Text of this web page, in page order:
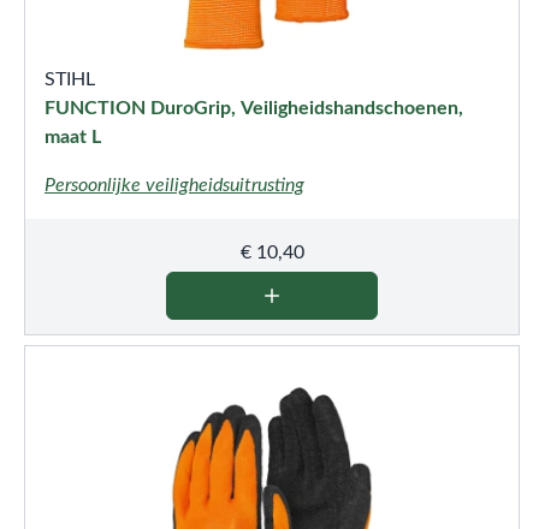
STIHL
FUNCTION DuroGrip, Veiligheidshandschoenen,
maat L
Persoonlijke veiligheidsuitrusting
€10,40